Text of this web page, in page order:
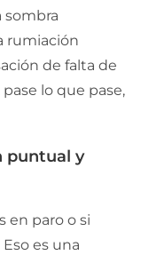
sombra
rumiación
de falta de
lo que pase,
puntual y
en paro o si
es una